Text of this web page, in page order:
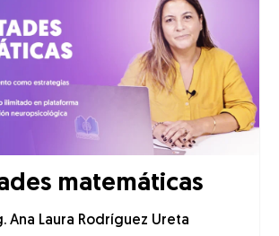
matemáticas
Ana Laura Rodríguez Ureta